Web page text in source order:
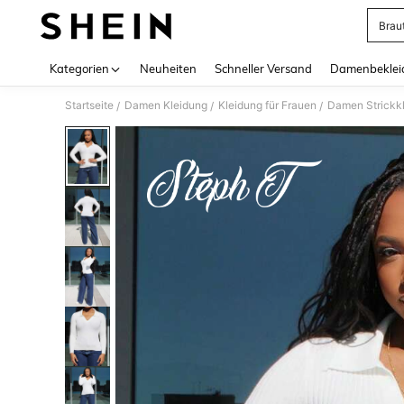
Kategorien Neuheiten Schneller Versand
Startseite / Damen Kleidung / Kleidung für Frauen / Damen